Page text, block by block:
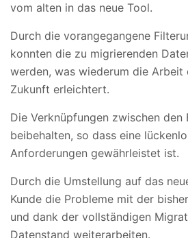
vom alten in das neue Tool.
Durch die vorangegangene
konnten die zu migrierenden
werden, was wiederum die Arbeit
Zukunft erleichtert.
Die Verknüpfungen zwischen den
beibehalten, so dass eine
Anforderungen gewährleistet ist.
Durch die Umstellung auf das
Kunde die Probleme mit der
und dank der vollständigen
Datenstand weiterarbeiten.